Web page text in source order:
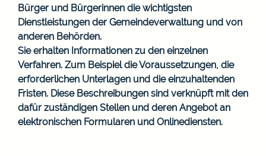
Bürger und Bürgerinnen die wichtigsten
Dienstleistungen der Gemeindeverwaltung und von
anderen Behörden.
Sie erhalten Informationen zu den einzelnen
Verfahren. Zum Beispiel die Voraussetzungen, die
erforderlichen Unterlagen und die einzuhaltenden
Fristen. Diese Beschreibungen sind verknüpft mit den
dafür zuständigen Stellen und deren Angebot an
elektronischen Formularen und Onlinediensten.